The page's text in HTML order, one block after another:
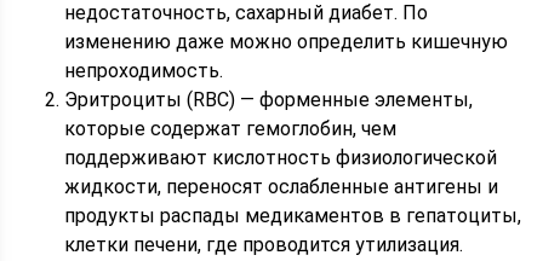
недостаточность, сахарный диабет. По
изменению даже можно определить кишечную
непроходимость.
Эритроциты (RBC) — форменные элементы,
которые содержат гемоглобин, чем
поддерживают кислотность физиологической
жидкости, переносят ослабленные антигены и
продукты распады медикаментов в гепатоциты,
клетки печени, где проводится утилизация.